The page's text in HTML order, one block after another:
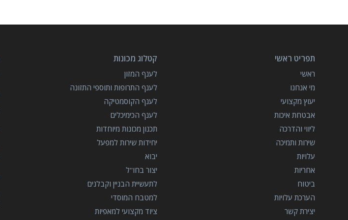
תפריט ראשי
ראשי
מי אנחנו
יעוץ מקצועי
אבטחת איכות
ליווי והדרכה
שירות ותמיכה
עלויות
אחריות
ביטוח
הערכת עלויות
יצירת קשר
קטלוג מכונות
לענף המזון
לענף התרופות ותוספי התזונה
לענף הקוסמטיקה
לענף הכימיכלים
תכנון מכונות מיוחדות
יחידות שירות למפעל
יבוא
יצור בחו"ל
לתעשיית הבניין וקבלנים
למטבח המוסדי
ציוד מקצועי למאפיות